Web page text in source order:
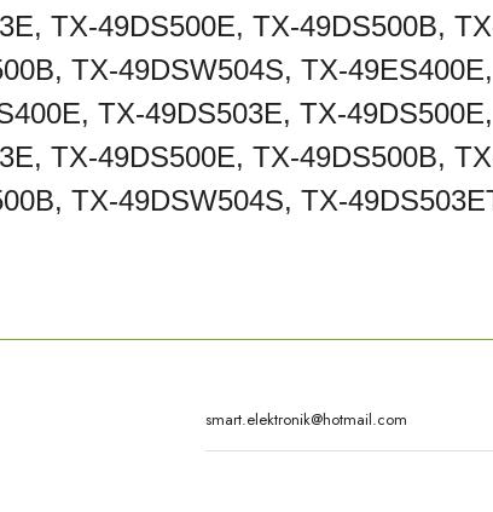
TX-49DS500E, TX-49DS500B,
TX-49DSW504S, TX-
TX-49DS503E, TX-
TX-49DS500E, TX-49DS500B,
TX-49DSW504S, TX-